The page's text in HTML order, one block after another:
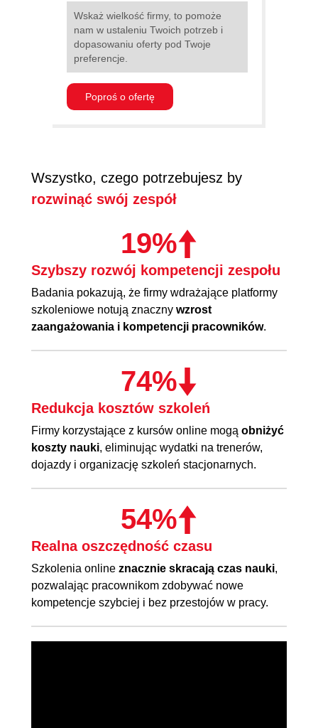
Poproś o ofertę
Wszystko, czego potrzebujesz by
rozwinąć swój zespół
19%
Szybszy rozwój kompetencji zespołu
Badania pokazują, że firmy wdrażające platformy
szkoleniowe notują znaczny wzrost
zaangażowania i kompetencji pracowników.
74%
Redukcja kosztów szkoleń
Firmy korzystające z kursów online mogą obniżyć
koszty nauki, eliminując wydatki na trenerów,
dojazdy i organizację szkoleń stacjonarnych.
54%
Realna oszczędność czasu
Szkolenia online znacznie skracają czas nauki,
pozwalając pracownikom zdobywać nowe
kompetencje szybciej i bez przestojów w pracy.